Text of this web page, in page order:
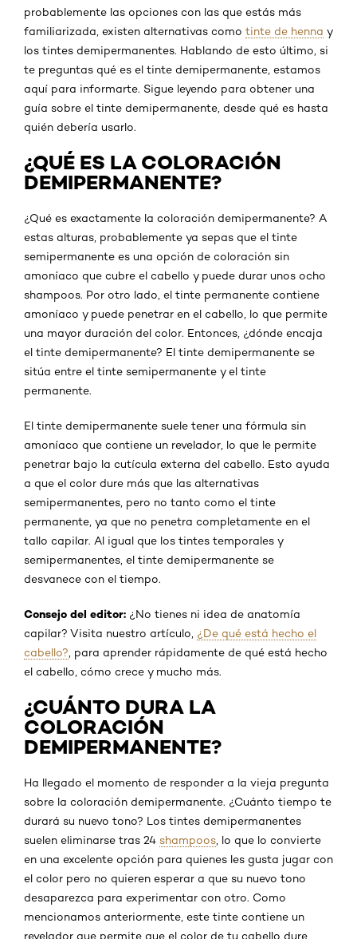
probablemente las opciones con las que estás más
familiarizada, existen alternativas como tinte de henna y
los tintes demipermanentes. Hablando de esto último, si
te preguntas qué es el tinte demipermanente, estamos
aquí para informarte. Sigue leyendo para obtener una
guía sobre el tinte demipermanente, desde qué es hasta
quién debería usarlo.
¿QUÉ ES LA COLORACIÓN
DEMIPERMANENTE?
¿Qué es exactamente la coloración demipermanente? A
estas alturas, probablemente ya sepas que el tinte
semipermanente es una opción de coloración sin
amoníaco que cubre el cabello y puede durar unos ocho
shampoos. Por otro lado, el tinte permanente contiene
amoníaco y puede penetrar en el cabello, lo que permite
una mayor duración del color. Entonces, ¿dónde encaja
el tinte demipermanente? El tinte demipermanente se
sitúa entre el tinte semipermanente y el tinte
permanente.
El tinte demipermanente suele tener una fórmula sin
amoníaco que contiene un revelador, lo que le permite
penetrar bajo la cutícula externa del cabello. Esto ayuda
a que el color dure más que las alternativas
semipermanentes, pero no tanto como el tinte
permanente, ya que no penetra completamente en el
tallo capilar. Al igual que los tintes temporales y
semipermanentes, el tinte demipermanente se
desvanece con el tiempo.
Consejo del editor: ¿No tienes ni idea de anatomía
capilar? Visita nuestro artículo, ¿De qué está hecho el
cabello? , para aprender rápidamente de qué está hecho
el cabello, cómo crece y mucho más.
¿CUÁNTO DURA LA
COLORACIÓN
DEMIPERMANENTE?
Ha llegado el momento de responder a la vieja pregunta
sobre la coloración demipermanente. ¿Cuánto tiempo te
durará su nuevo tono? Los tintes demipermanentes
suelen eliminarse tras 24 shampoos , lo que lo convierte
en una excelente opción para quienes les gusta jugar con
el color pero no quieren esperar a que su nuevo tono
desaparezca para experimentar con otro. Como
mencionamos anteriormente, este tinte contiene un
revelador que permite que el color de tu cabello dure